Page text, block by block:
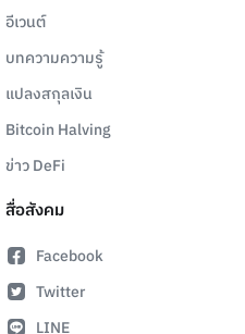
อีเวนต์
บทความความรู้
แปลงสกุลเงิน
Bitcoin Halving
ข่าว DeFi
สื่อสังคม
Facebook
Twitter
LINE